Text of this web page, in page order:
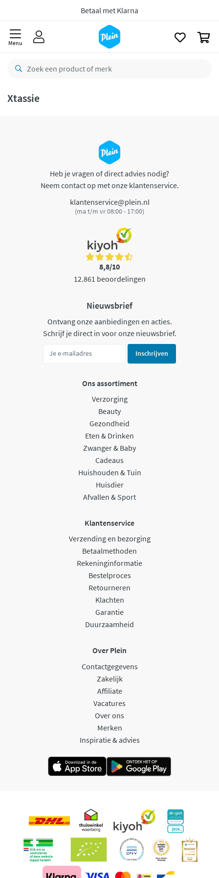
Betaal met Klarna
Menu
Xtassie
Heb je vragen of direct advies nodig?
Neem contact op met onze klantenservice.
klantenservice@plein.nl
(ma t/m vr 08:00 - 17:00)
8,8/10
12.861 beoordelingen
Nieuwsbrief
Ontvang onze aanbiedingen en acties.
Schrijf je direct in voor onze nieuwsbrief.
Inschrijven
Ons assortiment
Verzorging
Beauty
Gezondheid
Eten & Drinken
Zwanger & Baby
Cadeaus
Huishouden & Tuin
Huisdier
Afvallen & Sport
Klantenservice
Verzending en bezorging
Betaalmethoden
Rekeninginformatie
Bestelproces
Retourneren
Klachten
Garantie
Duurzaamheid
Over Plein
Contactgegevens
Zakelijk
Affiliate
Vacatures
Over ons
Merken
Inspiratie & advies